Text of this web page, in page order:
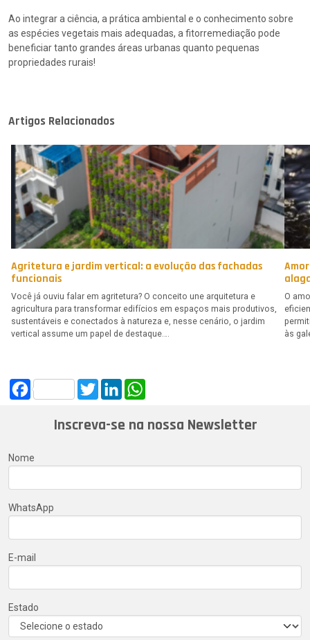
Ao integrar a ciência, a prática ambiental e o conhecimento sobre
as espécies vegetais mais adequadas, a fitorremediação pode
beneficiar tanto grandes áreas urbanas quanto pequenas
propriedades rurais!
Artigos Relacionados
Agritetura e jardim vertical: a evolução das fachadas
funcionais
Você já ouviu falar em agritetura? O conceito une arquitetura e
agricultura para transformar edifícios em espaços mais produtivos,
sustentáveis e conectados à natureza e, nesse cenário, o jardim
vertical assume um papel de destaque….
O
às
Facebook TwitterLinkedIn
Inscreva-se na nossa Newsletter
Nome
WhatsApp
E-mail
Estado